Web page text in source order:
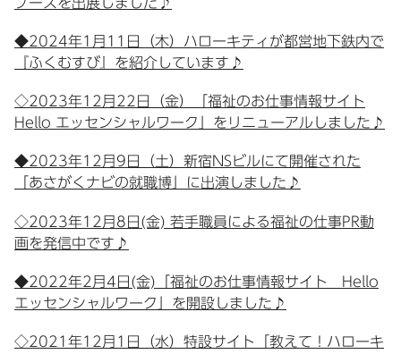
◆2024年1月11日（木）ハローキティが都営地下鉄内で
『ふくむすび』を紹介しています♪
◇2023年12月22日（金）「福祉のお仕事情報サイト
Hello エッセンシャルワーク」をリニューアルしました♪
◆2023年12月9日（土）新宿NSビルにて開催された
「あさがくナビの就職博」に出演しました♪
◇2023年12月8日(金) 若手職員による福祉の仕事PR動
画を発信中です♪
◆2022年2月4日(金)「福祉のお仕事情報サイト Hello
エッセンシャルワーク」を開設しました♪
◇2021年12月1日（水）特設サイト「教えて！ハローキ